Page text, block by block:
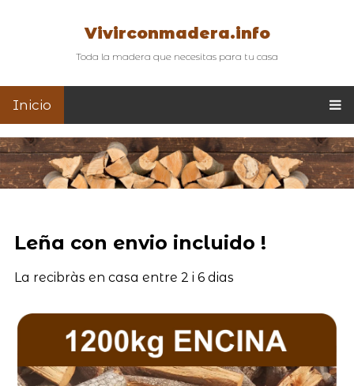
Vivirconmadera.info
Toda la madera que necesitas para tu casa
Inicio
Leña con envio incluido !
La recibràs en casa entre 2 i 6 dias